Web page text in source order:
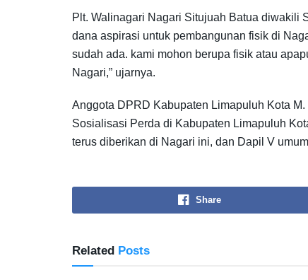
Plt. Walinagari Nagari Situjuah Batua diwakili
dana aspirasi untuk pembangunan fisik di
sudah ada. kami mohon berupa fisik atau
Nagari,” ujarnya.
Anggota DPRD Kabupaten Limapuluh Kota
Sosialisasi Perda di Kabupaten Limapuluh
terus diberikan di Nagari ini, dan Dapil V
Share
Related Posts